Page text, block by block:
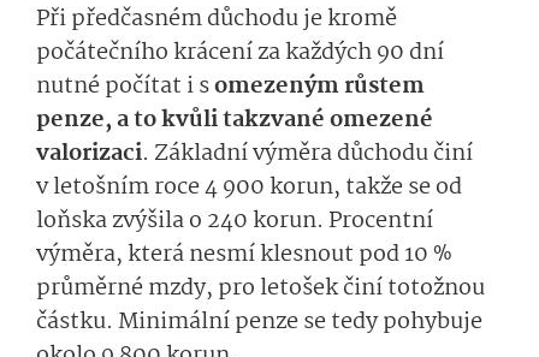
Při předčasném důchodu je kromě
počátečního krácení za každých 90 dní
nutné počítat i somezeným růstem
penze, a to kvůli takzvané omezené
valorizaci. Základní výměra důchodu činí
v letošním roce 4 900 korun, takže se od
loňska zvýšila o 240 korun. Procentní
výměra, která nesmí klesnout pod 10 %
průměrné mzdy, pro letošek činí totožnou
částku. Minimální penze se tedy pohybuje